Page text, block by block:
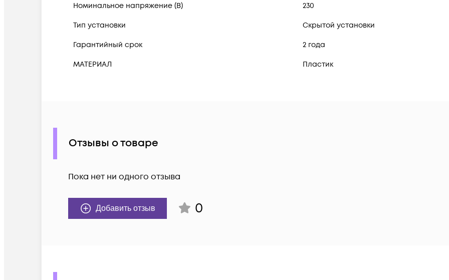
Номинальное напряжение (В) 230
Тип установки Скрытой установки
Гарантийный срок 2 года
МАТЕРИАЛ Пластик
Отзывы о товаре
Пока нет ни одного отзыва
Добавить отзыв 0